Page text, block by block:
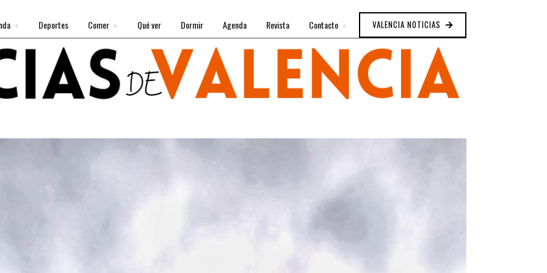
Deportes Comer Qué ver Dormir Agenda Revista Contacto VALENCIA NOTICIAS